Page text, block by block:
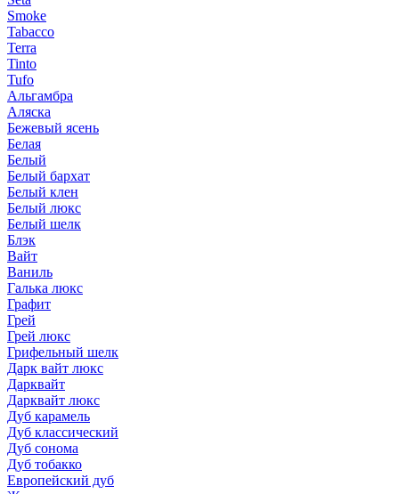
Smoke
Tabacco
Terra
Tinto
Tufo
Альгамбра
Аляска
Бежевый ясень
Белая
Белый
Белый бархат
Белый клен
Белый люкс
Белый шелк
Блэк
Вайт
Ваниль
Галька люкс
Графит
Грей
Грей люкс
Грифельный шелк
Дарк вайт люкс
Дарквайт
Дарквайт люкс
Дуб карамель
Дуб классический
Дуб сонома
Дуб тобакко
Европейский дуб